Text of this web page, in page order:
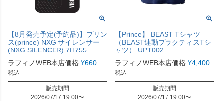
【8月発売予定(予約品)】プリン
ス(prince) NXG サイレンサー
(NXG SILENCER) 7H755
ラフィノWEB本店価格 ¥660
税込
販売期間
2026/07/17 19:00〜
【Prince】 BEAST Tシャツ
（BEAST連動プラクティスTシ
ャツ） UPT002
ラフィノWEB本店価格 ¥4,400
税込
販売期間
2026/07/17 19:00〜